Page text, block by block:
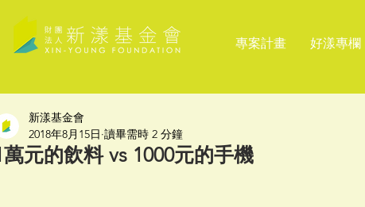
專案計畫 好漾專欄
萬元的飲料 vs 1000元的手機
新漾基金會
2018年8月15日 讀畢需時 2 分鐘